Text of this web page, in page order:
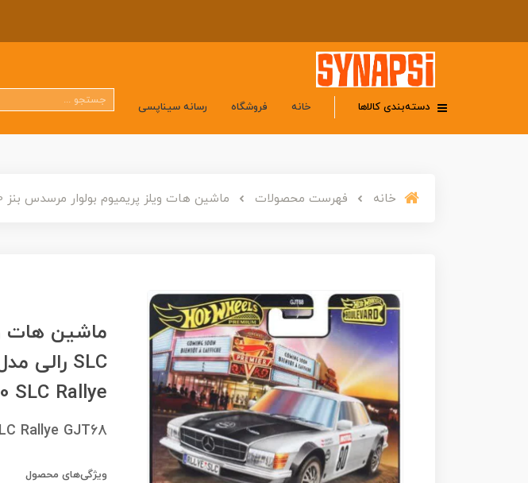
دسته‌بندی کالاها خانه فروشگاه رسانه سیناپسی
خانه فهرست محصولات ماشین هات ویلز پریمیوم بولوار مرسدس بنز 500 SLC رالی مدل Premium Boulevard 80 Mercedes-Benz 500 SLC Rallye
SLC Rallye
Rallye GJT68
ویژگی‌های محصول